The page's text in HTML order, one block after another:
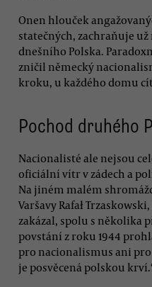
Onen hlouček
statečných, zachraňuje
dnešního Polska.
zničil německý
kroku, u každého domu
Pochod druhého
Nacionalisté ale nejsou
oficiální vítr v zádech a
Na jiném malém
Varšavy Rafał
zakázal, spolu s několika
povstání z roku 1944
pro nacionalismus ani pro
je posvěcená polskou